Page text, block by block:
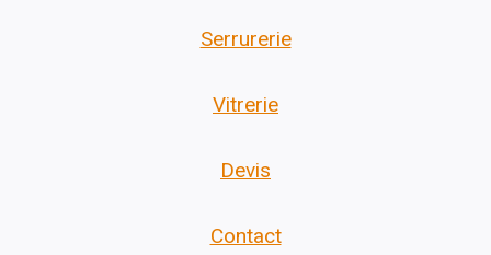
Serrurerie
Vitrerie
Devis
Contact